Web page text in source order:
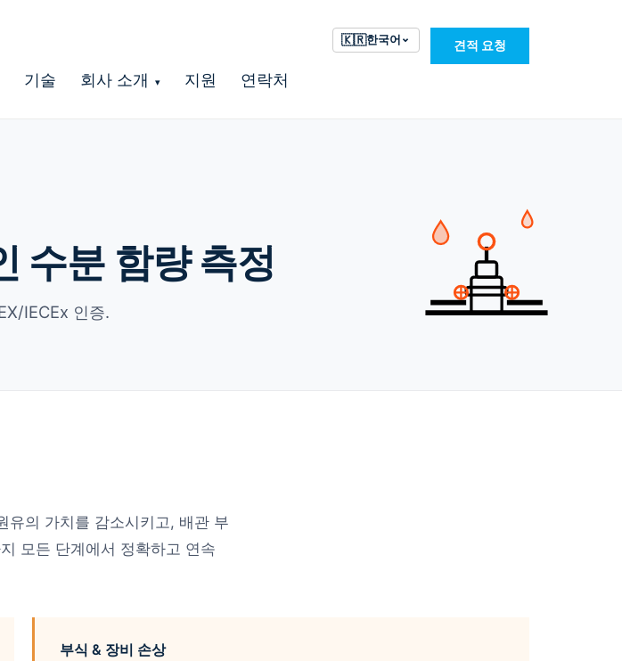
🇰🇷한국어 견적 요청
기술 회사 소개 ▾ 지원 연락처
수분 함량 측정
IECEx 인증.
유의 가치를 감소시키고, 배관 부
모든 단계에서 정확하고 연속
부식 & 장비 손상